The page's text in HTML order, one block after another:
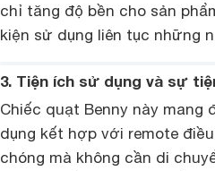
chỉ tăng độ bền cho sản
kiện sử dụng liên tục những
3. Tiện ích sử dụng và sự
Chiếc quạt Benny này
dụng kết hợp với remote
chóng mà không cần di